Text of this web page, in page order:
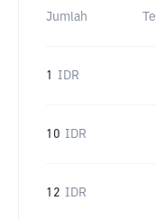
Jumlah
1 IDR
10 IDR
12 IDR